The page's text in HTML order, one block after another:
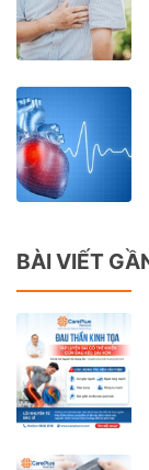
BÀI VIẾT